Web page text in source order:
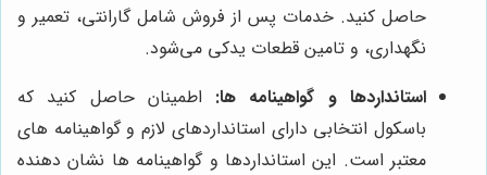
حاصل کنید. خدمات پس از فروش شامل گارانتی، تعمیر و
نگهداری، و تامین قطعات یدکی می‌شود.
استانداردها و گواهینامه ها: اطمینان حاصل کنید که
باسکول انتخابی دارای استانداردهای لازم و گواهینامه های
معتبر است. این استانداردها و گواهینامه ها نشان دهنده